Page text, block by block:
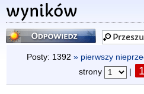
wyników
Odpowiedz
Posty: 1392 » pierwszy
strony
| 1